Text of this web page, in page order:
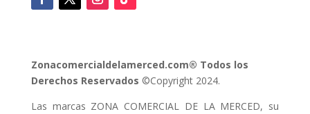
Zonacomercialdelamerced.com® Todos los
Derechos Reservados ©Copyright 2024.
Las marcas ZONA COMERCIAL DE LA MERCED, su